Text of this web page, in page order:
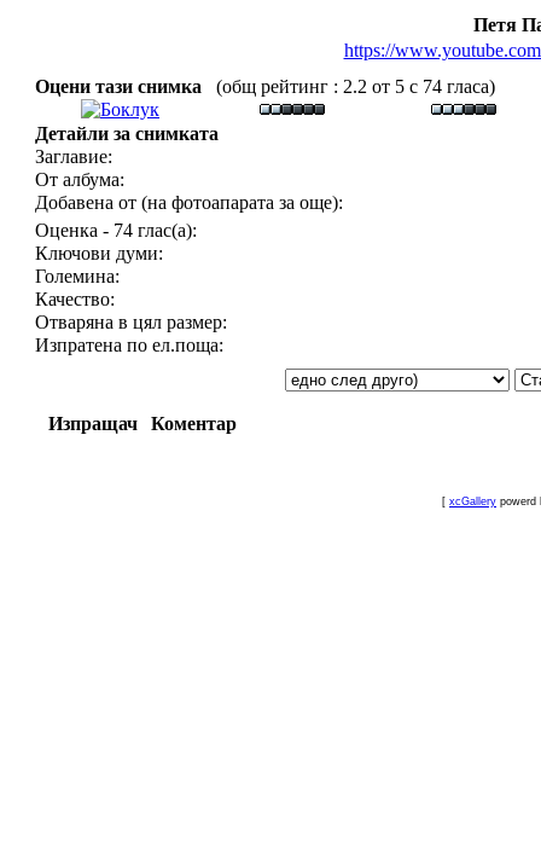
Петя
https://
Оцени тази снимка
(общ рейтинг : 2.2 от 5 с 74 гласа)
Детайли за снимката
Заглавие:
От албума:
Добавена от (на фотоапарата за още):
Оценка - 74 глас(а):
Ключови думи:
Големина:
Качество:
Отваряна в цял размер:
Изпратена по ел.поща:
Изпращач Коментар
[ xcGallery